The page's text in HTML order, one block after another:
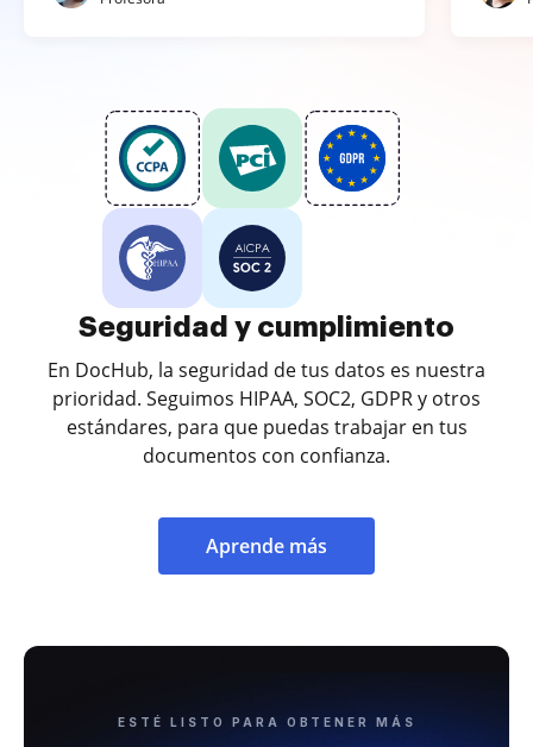
Seguridad y cumplimiento
En DocHub, la seguridad de tus datos es nuestra
prioridad. Seguimos HIPAA, SOC2, GDPR y otros
estándares, para que puedas trabajar en tus
documentos con confianza.
Aprende más
ESTÉ LISTO PARA OBTENER MÁS